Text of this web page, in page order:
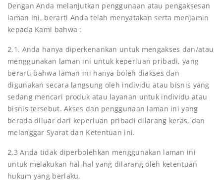
Dengan Anda melanjutkan penggunaan atau pengaksesan
laman ini, berarti Anda telah menyatakan serta menjamin
kepada Kami bahwa :
2.1. Anda hanya diperkenankan untuk mengakses dan/atau
menggunakan laman ini untuk keperluan pribadi, yang
berarti bahwa laman ini hanya boleh diakses dan
digunakan secara langsung oleh individu atau bisnis yang
sedang mencari produk atau layanan untuk individu atau
bisnis tersebut. Akses dan penggunaan laman ini yang
berada diluar dari keperluan pribadi dilarang keras, dan
melanggar Syarat dan Ketentuan ini.
2.3 Anda tidak diperbolehkan menggunakan laman ini
untuk melakukan hal-hal yang dilarang oleh ketentuan
hukum yang berlaku.